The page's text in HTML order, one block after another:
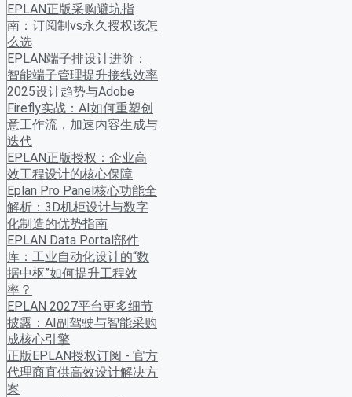
EPLAN正版采购避坑指
南：订阅制vs永久授权该怎
么选
EPLAN端子排设计进阶：
智能端子管理提升接线效率
2025设计趋势与Adobe
Firefly实战：AI如何重塑创
意工作流，加速内容生成与
迭代
​EPLAN正版授权：企业高
效工程设计的核心保障
Eplan Pro Panel核心功能全
解析：3D机柜设计与数字
化制造的优势指南
EPLAN Data Portal部件
库：工业自动化设计的“数
据中枢”如何提升工程效
率？
EPLAN 2027平台更多细节
披露：AI副驾驶与智能采购
成核心引擎
正版EPLAN授权订阅 - 官方
代理商直供高效设计解决方
案